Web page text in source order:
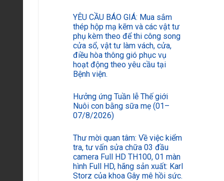
YÊU CẦU BÁO GIÁ: Mua sắm
thép hộp mạ kẽm và các vật tư
phụ kèm theo để thi công song
cửa sổ, vật tư làm vách, cửa,
điều hòa thông gió phục vụ
hoạt động theo yêu cầu tại
Bệnh viện.
Hưởng ứng Tuần lễ Thế giới
Nuôi con bằng sữa mẹ (01–
07/8/2026)
Thư mời quan tâm: Về việc kiểm
tra, tư vấn sửa chữa 03 đầu
camera Full HD TH100, 01 màn
hình Full HD, hãng sản xuất: Karl
Storz của khoa Gây mê hồi sức.